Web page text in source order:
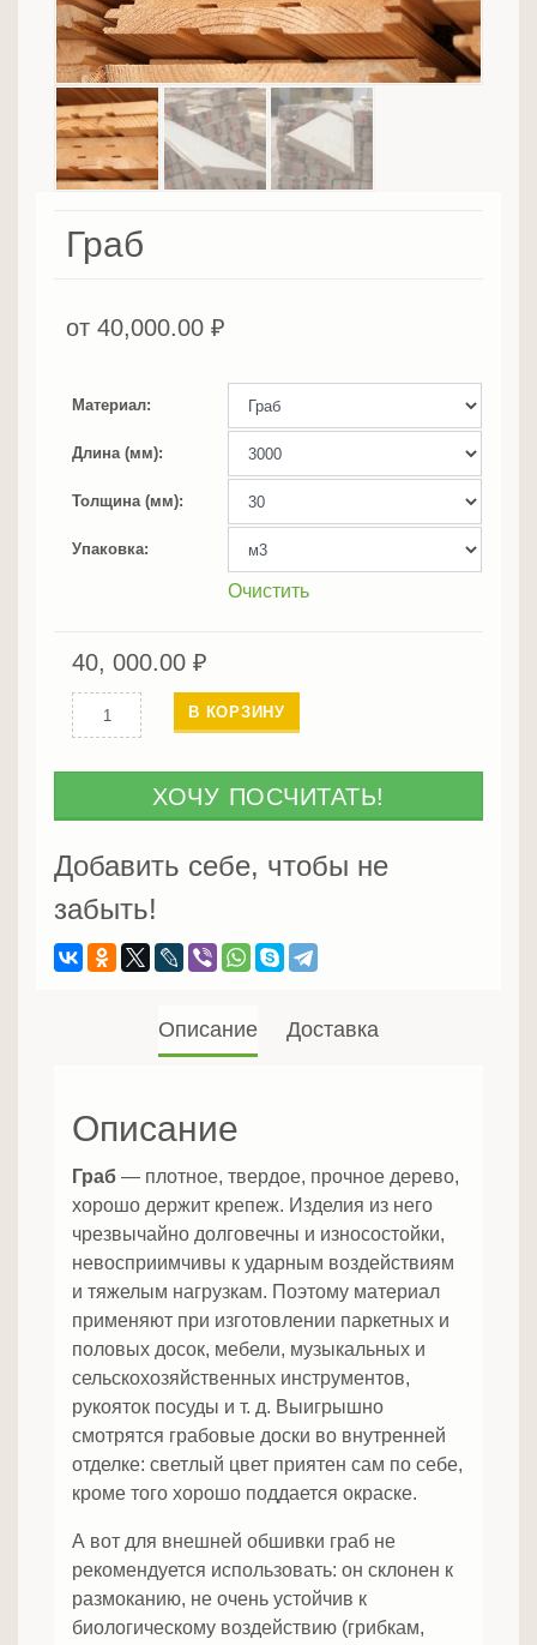
Граб
от 40,000.00 ₽
Материал
Длина (мм)
Толщина (мм)
Упаковка
Очистить
40, 000.00 ₽
Количество
Граб
В КОРЗИНУ
ХОЧУ ПОСЧИТАТЬ!
Добавить себе, чтобы не
забыть!
Описание Доставка
Описание
Граб — плотное, твердое, прочное дерево,
хорошо держит крепеж. Изделия из него
чрезвычайно долговечны и износостойки,
невосприимчивы к ударным воздействиям
и тяжелым нагрузкам. Поэтому материал
применяют при изготовлении паркетных и
половых досок, мебели, музыкальных и
сельскохозяйственных инструментов,
рукояток посуды и т. д. Выигрышно
смотрятся грабовые доски во внутренней
отделке: светлый цвет приятен сам по себе,
кроме того хорошо поддается окраске.
А вот для внешней обшивки граб не
рекомендуется использовать: он склонен к
размоканию, не очень устойчив к
биологическому воздействию (грибкам,